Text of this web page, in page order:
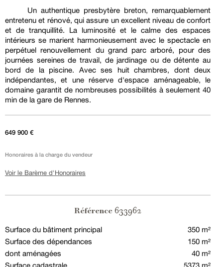
Un authentique presbytère breton, remarquablement
entretenu et rénové, qui assure un excellent niveau de confort
et de tranquillité. La luminosité et le calme des espaces
intérieurs se marient harmonieusement avec le spectacle en
perpétuel renouvellement du grand parc arboré, pour des
journées sereines de travail, de jardinage ou de détente au
bord de la piscine. Avec ses huit chambres, dont deux
indépendantes, et une réserve d'espace aménageable, le
domaine garantit de nombreuses possibilités à seulement 40
min de la gare de Rennes.
649 900 €
Honoraires à la charge du vendeur
Voir le Barème d'Honoraires
Référence 633962
Surface du bâtiment principal
350 m²
Surface des dépendances
150 m²
dont aménagées
40 m²